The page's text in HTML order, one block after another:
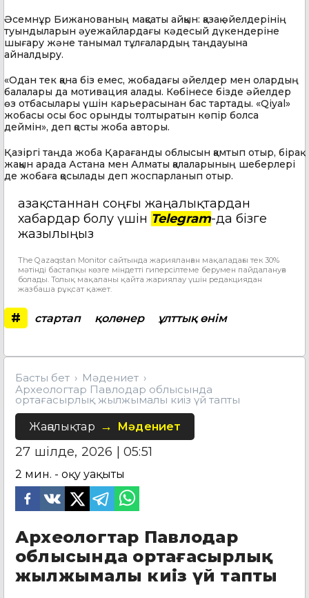
Әсемнұр Бижанованың мақсаты айқын: қазақ әйелдерінің
туындыларын әуежайлардағы кәдесый дүкендеріне
шығару және танымал тұлғалардың таңдауына
айналдыру.
«Одан тек қана біз емес, жобадағы әйелдер мен олардың
балалары да мотивация алады. Көбінесе бізде әйелдер
өз отбасылары үшін карьерасынан бас тартады. «Qiyal»
жобасы осы бос орынды толтыратын көпір болса
деймін», деп қосты жоба авторы.
Қазіргі таңда жоба Қарағанды облысын қамтып отыр, бірақ
жақын арада Астана мен Алматы қалаларының шеберлері
де жобаға қосылады деп жоспарланып отыр.
Қазақстаннан соңғы жаңалықтардан
хабардар болу үшін Telegram-да бізге
жазылыңыз
The Qazaqstan Monitor сайтында жарияланған мақаладағы тек 30%
мәтінді бастапқы көзге міндетті гиперсілтеме берумен пайдалануға
болады. Толық мақаланы қайта жариялау үшін редакциядан
жазбаша рұқсат қажет.
# стартап қолөнер ұлттық өнім
Басты бет
Мәдениет
Археологтар Павлодар облысында
ортағасырлық жылжымалы киіз үй тапты
Жаңалықтар Мәдениет
27 шілде, 2026 | 05:51
2 мин. - оқу уақыты
Археологтар Павлодар
облысында ортағасырлық
жылжымалы киіз үй тапты